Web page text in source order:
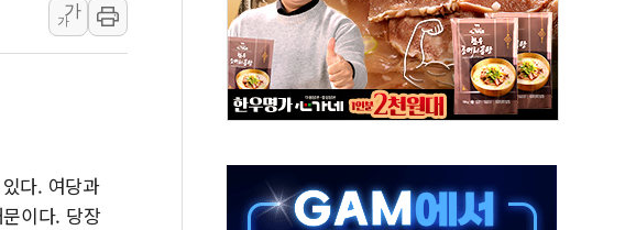
[AI 카드뉴스] 기후변화가 바꾼 대한민국 여름
국민의힘 윤리위, '부산 돌려차기 발언' 논란 서범수·진종오 징계절차 개시
전남광주 구례 산불 32분 만에 주불 진화...인명피해 없어
[시승기] 공간·승차감 잡은 볼보 EX90…'올 터치'는 호불호
가오픈한 홈플러스
가
가
다. 여당과
이다. 당장